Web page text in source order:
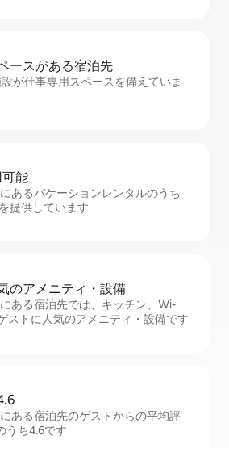
ー⁠スがあ⁠る宿⁠泊⁠先
が仕事専用スペースを備えていま
能
あるバケーションレンタルのうち
提供しています
のア⁠メ⁠ニ⁠テ⁠ィ・設⁠備
ある宿泊先では、キッチン、Wi-
ストに人気のアメニティ・設備です
ある宿泊先のゲストからの平均評
うち4.6です